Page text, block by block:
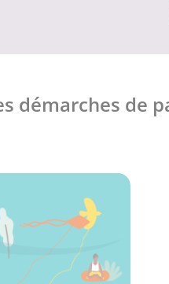
démarches de